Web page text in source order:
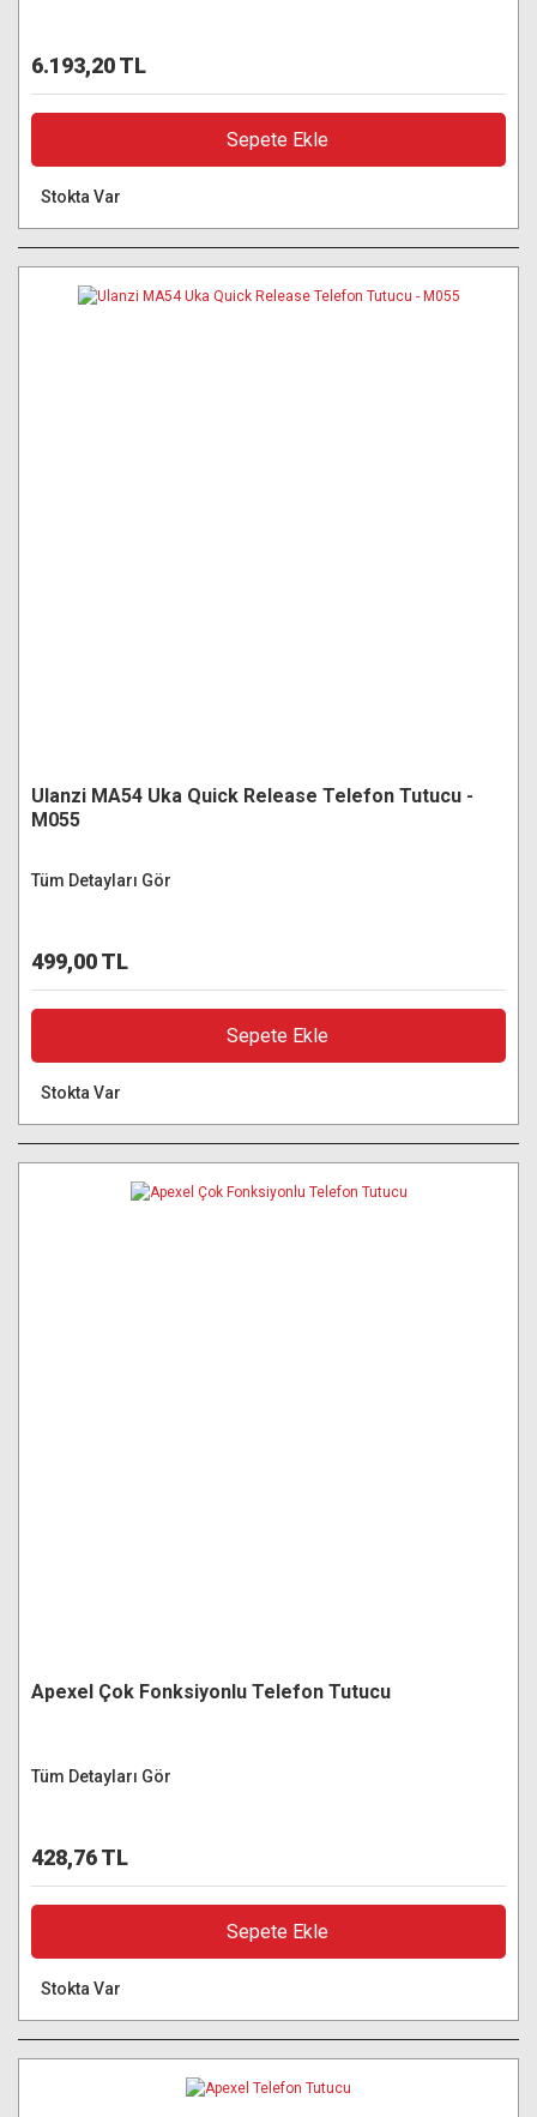
6.193,20 TL
Sepete Ekle
Stokta Var
Ulanzi MA54 Uka Quick Release Telefon Tutucu -
M055
Tüm Detayları Gör
499,00 TL
Sepete Ekle
Stokta Var
Apexel Çok Fonksiyonlu Telefon Tutucu
Tüm Detayları Gör
428,76 TL
Sepete Ekle
Stokta Var